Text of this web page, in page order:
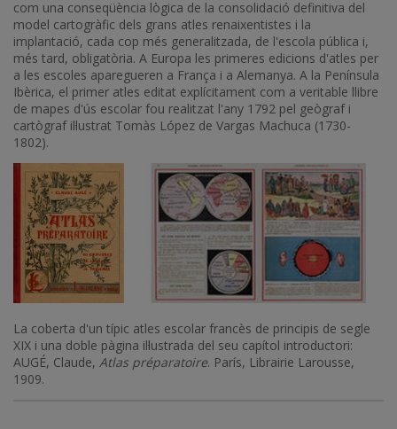
com una conseqüència lògica de la consolidació definitiva del
model cartogràfic dels grans atles renaixentistes i la
implantació, cada cop més generalitzada, de l'escola pública i,
més tard, obligatòria. A Europa les primeres edicions d'atles per
a les escoles aparegueren a França i a Alemanya. A la Península
Ibèrica, el primer atles editat explícitament com a veritable llibre
de mapes d'ús escolar fou realitzat l'any 1792 pel geògraf i
cartògraf il·lustrat Tomàs López de Vargas Machuca (1730-
1802).
La coberta d'un típic atles escolar francès de principis de segle
XIX i una doble pàgina il·lustrada del seu capítol introductori:
AUGÉ, Claude, Atlas préparatoire. París, Librairie Larousse,
1909.